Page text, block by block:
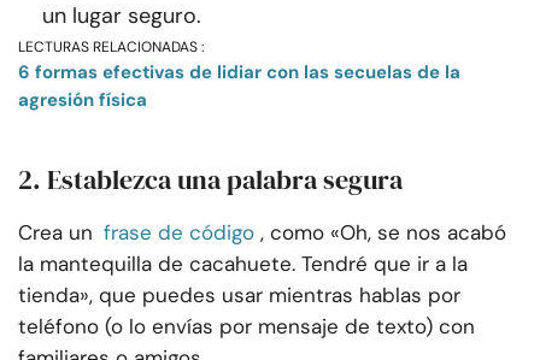
un lugar seguro.
LECTURAS RELACIONADAS :
6 formas efectivas de lidiar con las secuelas de la
agresión física
2. Establezca una palabra segura
Crea un frase de código , como «Oh, se nos acabó
la mantequilla de cacahuete. Tendré que ir a la
tienda», que puedes usar mientras hablas por
teléfono (o lo envías por mensaje de texto) con